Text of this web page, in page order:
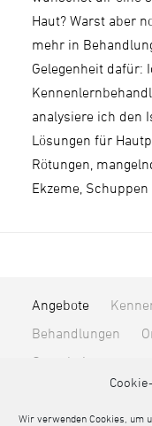
Wir verwenden Cookies, um
Haut? Warst aber
mehr in
Gelegenheit dafür:
analysiere ich den
Lösungen für
Rötungen,
Ekzeme,
Angebote
Behandlungen
Gutscheine
Unternehmen
Kontakt
Online-